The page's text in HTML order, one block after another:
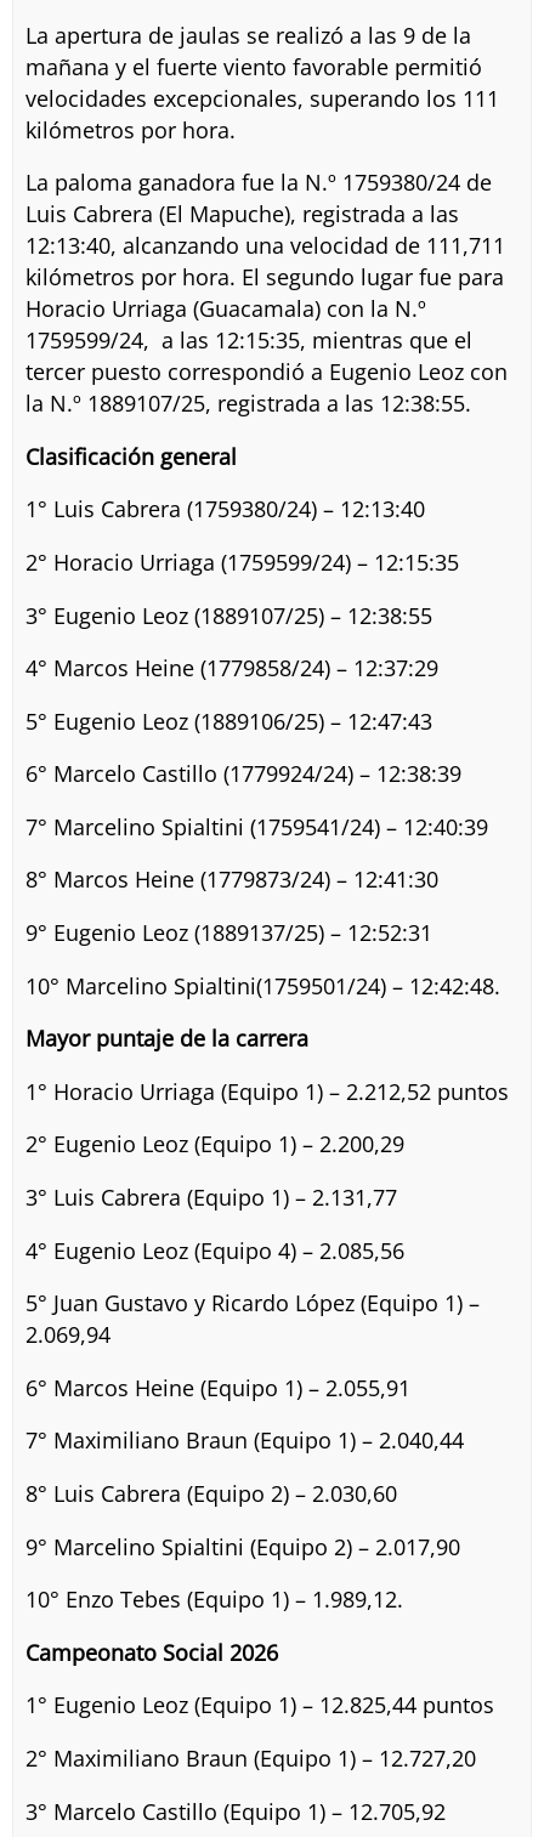
La apertura de jaulas se realizó a las 9 de la
mañana y el fuerte viento favorable permitió
velocidades excepcionales, superando los 111
kilómetros por hora.
La paloma ganadora fue la N.º 1759380/24 de
Luis Cabrera (El Mapuche), registrada a las
12:13:40, alcanzando una velocidad de 111,711
kilómetros por hora. El segundo lugar fue para
Horacio Urriaga (Guacamala) con la N.º
1759599/24, a las 12:15:35, mientras que el
tercer puesto correspondió a Eugenio Leoz con
la N.º 1889107/25, registrada a las 12:38:55.
Clasificación general
1° Luis Cabrera (1759380/24) – 12:13:40
2° Horacio Urriaga (1759599/24) – 12:15:35
3° Eugenio Leoz (1889107/25) – 12:38:55
4° Marcos Heine (1779858/24) – 12:37:29
5° Eugenio Leoz (1889106/25) – 12:47:43
6° Marcelo Castillo (1779924/24) – 12:38:39
7° Marcelino Spialtini (1759541/24) – 12:40:39
8° Marcos Heine (1779873/24) – 12:41:30
9° Eugenio Leoz (1889137/25) – 12:52:31
10° Marcelino Spialtini(1759501/24) – 12:42:48.
Mayor puntaje de la carrera
1° Horacio Urriaga (Equipo 1) – 2.212,52 puntos
2° Eugenio Leoz (Equipo 1) – 2.200,29
3° Luis Cabrera (Equipo 1) – 2.131,77
4° Eugenio Leoz (Equipo 4) – 2.085,56
5° Juan Gustavo y Ricardo López (Equipo 1) –
2.069,94
6° Marcos Heine (Equipo 1) – 2.055,91
7° Maximiliano Braun (Equipo 1) – 2.040,44
8° Luis Cabrera (Equipo 2) – 2.030,60
9° Marcelino Spialtini (Equipo 2) – 2.017,90
10° Enzo Tebes (Equipo 1) – 1.989,12.
Campeonato Social 2026
1° Eugenio Leoz (Equipo 1) – 12.825,44 puntos
2° Maximiliano Braun (Equipo 1) – 12.727,20
3° Marcelo Castillo (Equipo 1) – 12.705,92